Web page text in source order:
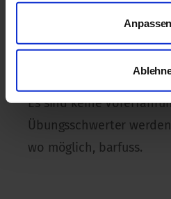
Anpassen
auch Erfahrene geeignet.
Voraussetzungen
Es sind keine
Übungsschwerter
wo möglich, barfuss.